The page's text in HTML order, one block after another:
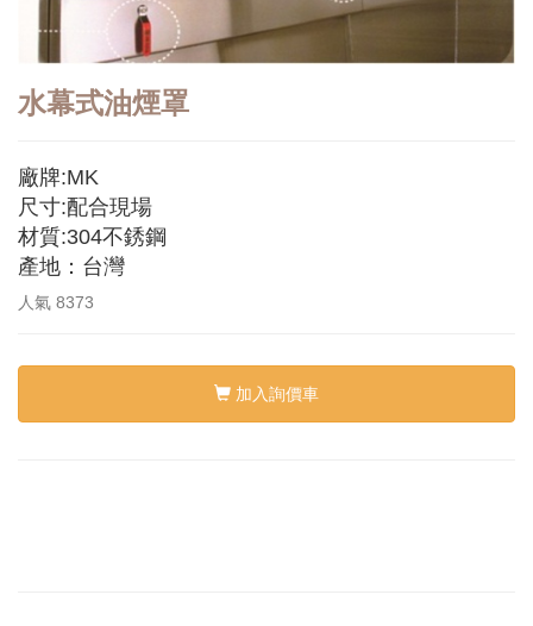
水幕式油煙罩
廠牌:MK
尺寸:配合現場
材質:304不銹鋼
產地：台灣
人氣 8373
加入詢價車